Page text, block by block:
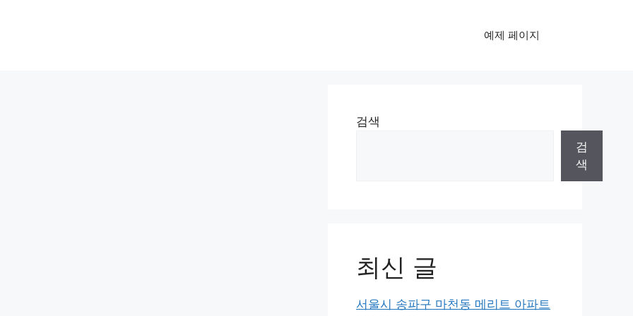
예제 페이지
검색
검
색
최신 글
서울시 송파구 마천동 메리트 아파트